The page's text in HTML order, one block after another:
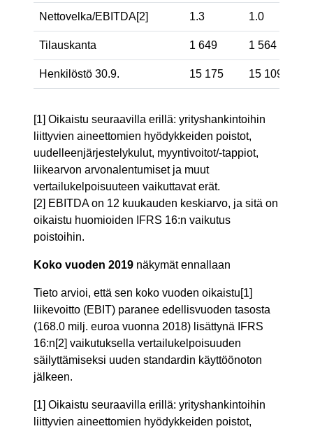
Nettovelka/EBITDA[2] 1.3 1.0
Tilauskanta 1 649 1 564
Henkilöstö 30.9. 15 175 15 109
[1] Oikaistu seuraavilla erillä: yrityshankintoihin
liittyvien aineettomien hyödykkeiden poistot,
uudelleenjärjestelykulut, myyntivoitot/-tappiot,
liikearvon arvonalentumiset ja muut
vertailukelpoisuuteen vaikuttavat erät.
[2] EBITDA on 12 kuukauden keskiarvo, ja sitä on
oikaistu huomioiden IFRS 16:n vaikutus
poistoihin.
Koko vuoden 2019 näkymät ennallaan
Tieto arvioi, että sen koko vuoden oikaistu[1]
liikevoitto (EBIT) paranee edellisvuoden tasosta
(168.0 milj. euroa vuonna 2018) lisättynä IFRS
16:n[2] vaikutuksella vertailukelpoisuuden
säilyttämiseksi uuden standardin käyttöönoton
jälkeen.
[1] Oikaistu seuraavilla erillä: yrityshankintoihin
liittyvien aineettomien hyödykkeiden poistot,